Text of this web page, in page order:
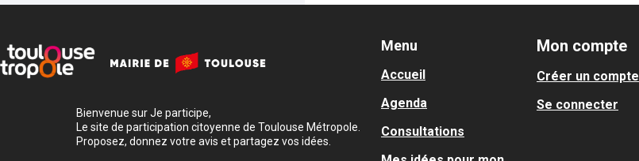
Bienvenue sur Je participe,
Le site de participation citoyenne de Toulouse Métropole.
Proposez, donnez votre avis et partagez vos idées.
Menu
Accueil
Agenda
Consultations
Mon compte
Créer un compte
Se connecter